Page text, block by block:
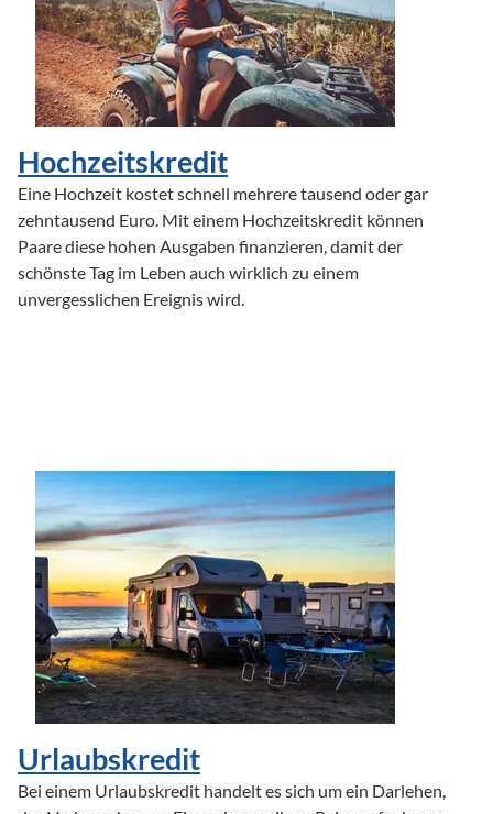
Hochzeitskredit
Eine Hochzeit kostet schnell mehrere tausend oder gar
zehntausend Euro. Mit einem Hochzeitskredit können
Paare diese hohen Ausgaben finanzieren, damit der
schönste Tag im Leben auch wirklich zu einem
unvergesslichen Ereignis wird.
Urlaubskredit
Bei einem Urlaubskredit handelt es sich um ein Darlehen,